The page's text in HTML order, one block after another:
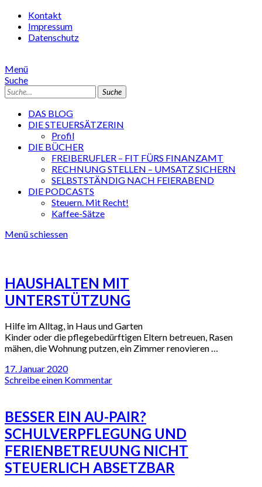
Kontakt
Impressum
Datenschutz
Menü
Suche
Suche
DAS BLOG
DIE STEUERSÄTZERIN
Profil
DIE BÜCHER
FREIBERUFLER – FIT FÜRS FINANZAMT
RECHNUNG STELLEN – UMSATZ SICHERN
SELBSTSTÄNDIG NACH FEIERABEND
DIE PODCASTS
Steuern. Mit Recht!
Kaffee-Sätze
Menü schiessen
HAUSHALTEN MIT
UNTERSTÜTZUNG
Hilfe im Alltag, in Haus und Garten
Kinder oder die pflegebedürftigen Eltern betreuen, Rasen
mähen, die Wohnung putzen, ein Zimmer renovieren …
17. Januar 2020
Schreibe einen Kommentar
BESSER EIN AU-PAIR?
SCHULVERPFLEGUNG UND
FERIENBETREUUNG NICHT
STEUERLICH ABSETZBAR